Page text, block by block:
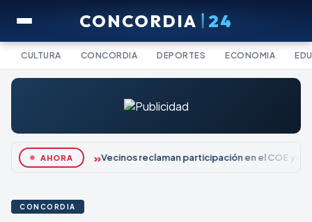
CONCORDIA 24
CULTURA CONCORDIA DEPORTES ECONOMIA
AHORA Vecinos reclaman participación en el COE y
CONCORDIA